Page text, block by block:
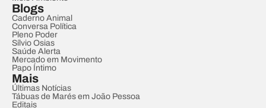
Blogs
Caderno Animal
Conversa Política
Pleno Poder
Sílvio Osias
Saúde Alerta
Mercado em Movimento
Papo Íntimo
Mais
Últimas Notícias
Tábuas de Marés em João Pessoa
Editais